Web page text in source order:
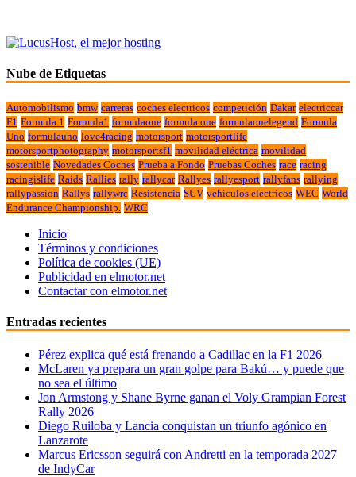
Nube de Etiquetas
Automobilismo bmw carreras coches electricos competición Dakar electriccar
F1 Formula 1 Formula1 formulaone formula one formulaonelegend Formula
Uno formulauno love4racing motorsport motorsportlife
motorsportphotography motorsportsf1 movilidad eléctrica movilidad
sostenible Novedades Coches Prueba a Fondo Pruebas Coches race racing
racingislife Raids Rallies rally rallycar Rallyes rallyesport rallyfans rallying
rallypassion Rallys rallywrc Resistencia SUV vehiculos electricos WEC World
Endurance Championship. WRC
Inicio
Términos y condiciones
Política de cookies (UE)
Publicidad en elmotor.net
Contactar con elmotor.net
Entradas recientes
Pérez explica qué está frenando a Cadillac en la F1 2026
McLaren ya prepara un gran golpe para Bakú… y puede que
no sea el último
Jon Armstong y Shane Byrne ganan el Voly Grampian Forest
Rally 2026
Diego Ruiloba y Lancia conquistan un triunfo agónico en
Lanzarote
Marcus Ericsson seguirá con Andretti en la temporada 2027
de IndyCar